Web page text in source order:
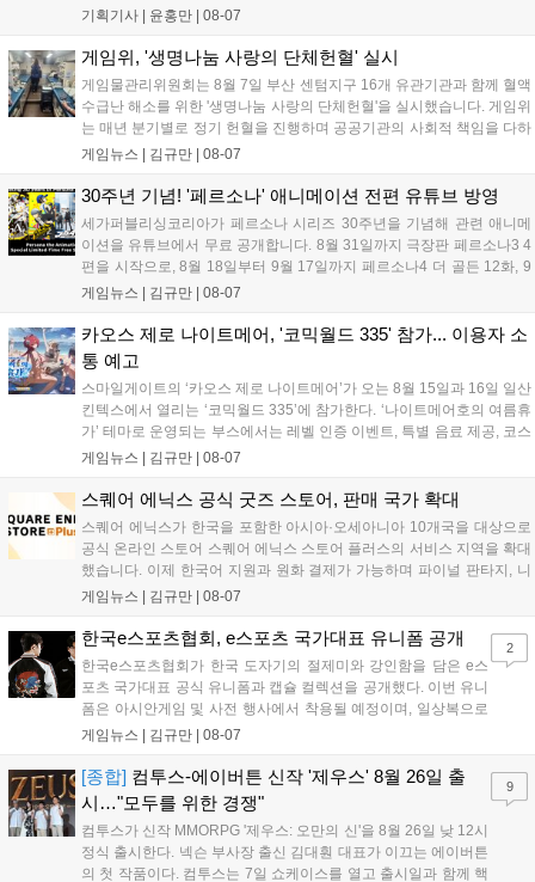
세어 코브'가 호평받고 있습니다. 한편, 7일 출시된 '마블 투혼'은
다. 유비소프트의 '고스트리콘: 와일드랜드'는 7년 만의 대규모 업
데이트 '라스트 라이츠'와 함께 95% 할인 중입니다....
기획기사 | 윤홍만 08-07
게임위, '생명나눔 사랑의 단체헌혈' 실시
게임물관리위원회는 8월 7일 부산 센텀지구 16개 유관기관과 함께 혈액
수급난 해소를 위한 '생명나눔 사랑의 단체헌혈'을 실시했습니다. 게임위
는 매년 분기별로 정기 헌혈을 진행하며 공공기관의 사회적 책임을 다하
고 있으며, 이번 행사에는 영화진흥위원회 등 14개 기관 임직원이 동참
따뜻한 실천에 참여한 모든 임직원에게 감사의 뜻을 전하며 헌혈 문화
확산에 앞장섰습니다....
게임뉴스 | 김규만 08-07
30주년 기념! '페르소나' 애니메이션 전편 유튜브 방영
세가퍼블리싱코리아가 페르소나 시리즈 30주년을 기념해 관련 애니메
이션을 유튜브에서 무료 공개합니다. 8월 31일까지 극장판 페르소나3 4
편을 시작으로, 8월 18일부터 9월 17일까지 페르소나4 더 골든 12화, 9
월 15일부터 10월 14일까지 페르소나5 시리즈가 순차 공개됩니다. 또한
영상 및 대형 전광판에 소개될 예정입니다....
게임뉴스 | 김규만 08-07
카오스 제로 나이트메어, '코믹월드 335' 참가... 이용자 소
통 예고
스마일게이트의 ‘카오스 제로 나이트메어’가 오는 8월 15일과 16일 일산
킨텍스에서 열리는 ‘코믹월드 335’에 참가한다. ‘나이트메어호의 여름휴
가’ 테마로 운영되는 부스에서는 레벨 인증 이벤트, 특별 음료 제공, 코스
프레 모델 포토존 등 다채로운 행사가 진행된다. 유명 코스어 7인이 캐릭
세한 정보는 공식 커뮤니티에서 확인 가능하다....
게임뉴스 | 김규만 08-07
스퀘어 에닉스 공식 굿즈 스토어, 판매 국가 확대
스퀘어 에닉스가 한국을 포함한 아시아·오세아니아 10개국을 대상으로
공식 온라인 스토어 스퀘어 에닉스 스토어 플러스의 서비스 지역을 확대
했습니다. 이제 한국어 지원과 원화 결제가 가능하며 파이널 판타지, 니
어 등 주요 게임의 피규어, 굿즈를 구매할 수 있습니다. 신상품이 순차적
용 가능합니다....
게임뉴스 | 김규만 08-07
한국e스포츠협회, e스포츠 국가대표 유니폼 공개
한국e스포츠협회가 한국 도자기의 절제미와 강인함을 담은 e스
포츠 국가대표 공식 유니폼과 캡슐 컬렉션을 공개했다. 이번 유니
폼은 아시안게임 및 사전 행사에서 착용될 예정이며, 일상복으로
구성된 컬렉션은 오는 8월 28일부터 골스튜디오 공식 홈페이지
서는 대회 규정에 따라 별도의 유니폼을 착용할 계획이다....
게임뉴스 | 김규만 08-07
2
[종합] 컴투스-에이버튼 신작 '제우스' 8월 26일 출
시…"모두를 위한 경쟁"
컴투스가 신작 MMORPG '제우스: 오만의 신'을 8월 26일 낮 12시
정식 출시한다. 넥슨 부사장 출신 김대훤 대표가 이끄는 에이버튼
의 첫 작품이다. 컴투스는 7일 쇼케이스를 열고 출시일과 함께 핵
9